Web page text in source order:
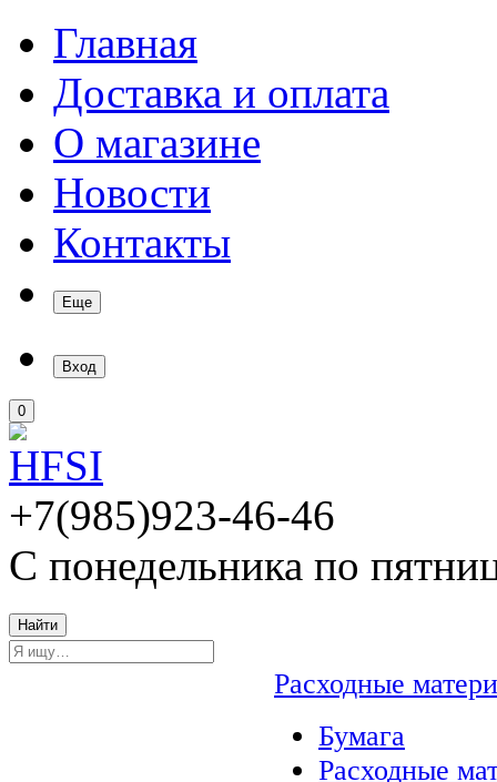
Главная
Доставка и оплата
О магазине
Новости
Контакты
Еще
Вход
0
+7(985)923-46-46
С понедельника по
Найти
Расходные
Бумага
Расходные